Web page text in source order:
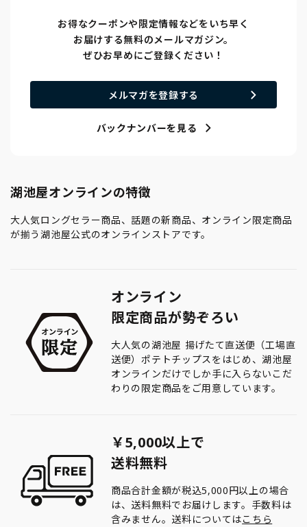
お得なクーポンや限定情報などをいち早く
お届けする無料のメールマガジン。
ぜひお早めにご登録ください！
メルマガを登録する
バックナンバーを見る
湖池屋オンラインの特徴
大人気ロングセラー商品、話題の新商品、オンライン限定商品
が揃う湖池屋公式のオンラインストアです。
オンライン
限定商品が勢ぞろい
大人気の湖池屋 揚げたて直送便（工場直
送便）ポテトチップスをはじめ、湖池屋
オンラインだけでしか手に入らないこだ
わりの限定商品をご用意しています。
￥5,000以上で
送料無料
商品合計金額が税込5,000円以上の場合
は、送料無料でお届けします。手数料は
含みません。送料についてはこちら